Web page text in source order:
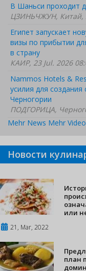
В Шаньси проходит
ЦЗИНЬЧЖУН, Китай,
Египет запускает
визы по прибытии
в страну
КАИР, 23 Jul. 2026
Nammos Hotels &
усилия для
Черногории
ПОДГОРИЦА,
Mehr News Mehr
Новости
или
21, Mar, 2022
план